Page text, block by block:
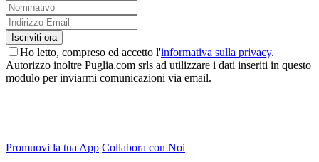
Ho letto, compreso ed accetto l'informativa sulla privacy.
Autorizzo inoltre Puglia.com srls ad utilizzare i dati inseriti in questo
modulo per inviarmi comunicazioni via email.
Promuovi la tua App Collabora con Noi